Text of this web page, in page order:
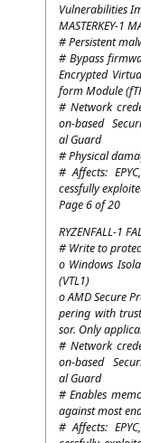
Vul­nerabi­li­ties
MASTERKEY‑1
# Per­sis­tent
# Bypass
Encrypt­ed
form Modu­le
# Net­work
on-based
al Guard
# Phy­si­cal
# Affects: EPYC
cessful­ly
Page 6 of 20
RYZENFALL‑1
# Wri­te to
o Win­dows
(VTL1)
oAMDSecu­re
pe­ring with
sor. Only
# Net­work
on-based
al Guard
# Enables
against most
# Affects: EPYC